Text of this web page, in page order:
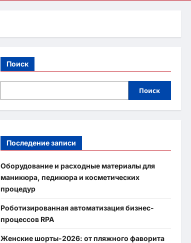
Поиск
Поиск
Последение записи
Оборудование и расходные материалы для
маникюра, педикюра и косметических
процедур
Роботизированная автоматизация бизнес-
процессов RPA
Женские шорты-2026: от пляжного фаворита